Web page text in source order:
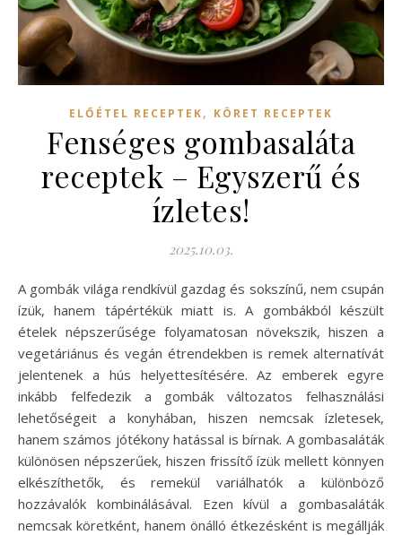
ELŐÉTEL RECEPTEK, KÖRET RECEPTEK
Fenséges gombasaláta
receptek – Egyszerű és
ízletes!
2025.10.03.
A gombák világa rendkívül gazdag és sokszínű, nem csupán
ízük, hanem tápértékük miatt is. A gombákból készült
ételek népszerűsége folyamatosan növekszik, hiszen a
vegetáriánus és vegán étrendekben is remek alternatívát
jelentenek a hús helyettesítésére. Az emberek egyre
inkább felfedezik a gombák változatos felhasználási
lehetőségeit a konyhában, hiszen nemcsak ízletesek,
hanem számos jótékony hatással is bírnak. A gombasaláták
különösen népszerűek, hiszen frissítő ízük mellett könnyen
elkészíthetők, és remekül variálhatók a különböző
hozzávalók kombinálásával. Ezen kívül a gombasaláták
nemcsak köretként, hanem önálló étkezésként is megállják